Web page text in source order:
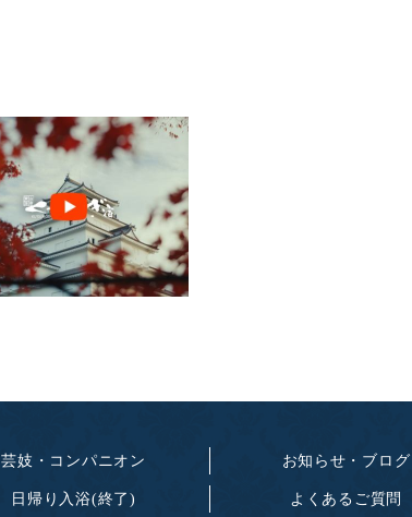
芸妓・コンパニオン
日帰り入浴(終了)
お知らせ・ブログ
よくあるご質問